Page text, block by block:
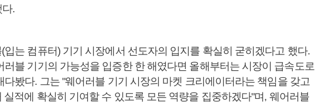
다.
입는 컴퓨터) 기기 시장에서 선도자의 입지를 확실히 굳히겠다고 했다.
러블 기기의 가능성을 입증한 한 해였다면 올해부터는 시장이 급속도로
다봤다. 그는 "웨어러블 기기 시장의 마켓 크리에이터라는 책임을 갖고
실적에 확실히 기여할 수 있도록 모든 역량을 집중하겠다"며, 웨어러블